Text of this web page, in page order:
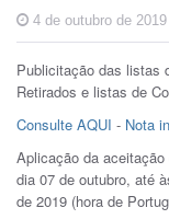
4 de outubro de
Publicitação das listas
Retirados e listas de
Consulte AQUI - Nota
Aplicação da
dia 07 de outubro, até
de 2019 (hora de